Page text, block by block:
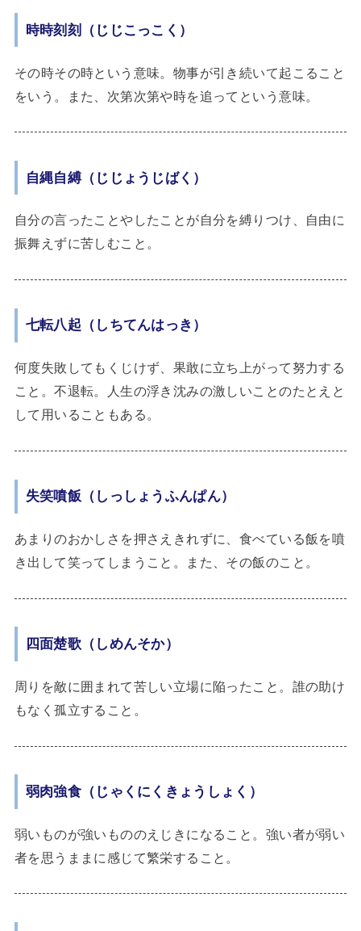
時時刻刻（じじこっこく）
その時その時という意味。物事が引き続いて起こること
をいう。また、次第次第や時を追ってという意味。
自縄自縛（じじょうじばく）
自分の言ったことやしたことが自分を縛りつけ、自由に
振舞えずに苦しむこと。
七転八起（しちてんはっき）
何度失敗してもくじけず、果敢に立ち上がって努力する
こと。不退転。人生の浮き沈みの激しいことのたとえと
して用いることもある。
失笑噴飯（しっしょうふんぱん）
あまりのおかしさを押さえきれずに、食べている飯を噴
き出して笑ってしまうこと。また、その飯のこと。
四面楚歌（しめんそか）
周りを敵に囲まれて苦しい立場に陥ったこと。誰の助け
もなく孤立すること。
弱肉強食（じゃくにくきょうしょく）
弱いものが強いもののえじきになること。強い者が弱い
者を思うままに感じて繁栄すること。